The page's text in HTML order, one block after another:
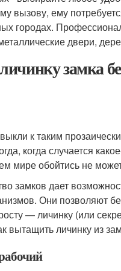
вызову, ему
городах.
двери,
замка
к таким
когда случается
мире обойтись не
замков дает
Они позволяют
— личинку (или
вытащить личинку из